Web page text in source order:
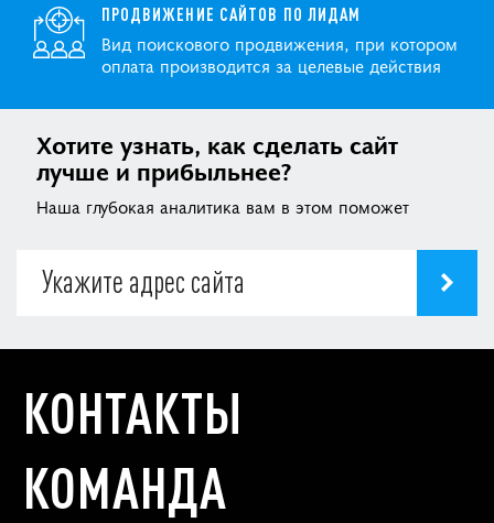
ПРОДВИЖЕНИЕ САЙТОВ ПО ЛИДАМ
Вид поискового продвижения, при котором
оплата производится за целевые действия
Хотите узнать, как сделать сайт
лучше и прибыльнее?
Наша глубокая аналитика вам в этом поможет
КОНТАКТЫ
КОМАНДА